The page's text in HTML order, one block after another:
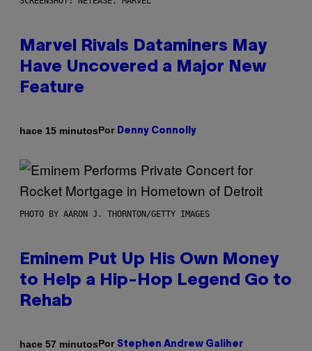
Marvel Rivals Dataminers May
Have Uncovered a Major New
Feature
hace 15 minutosPor Denny Connolly
PHOTO BY AARON J. THORNTON/GETTY IMAGES
Eminem Put Up His Own Money
to Help a Hip-Hop Legend Go to
Rehab
hace 57 minutosPor Stephen Andrew Galiher